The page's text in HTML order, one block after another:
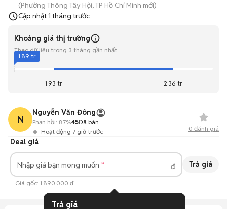
(Phường Thông Tây Hội, TP Hồ Chí Minh mới)
Cập nhật1 tháng trước
Khoảng giá thị trường
Theo dữ liệu trong 3 tháng gần nhất
1.93 tr 2.36 tr
1.89 tr
N
Nguyễn Văn Đông
Hoạt động 7 giờ trước
Phản hồi: 87%45Đã bán
0 đánh giá
Deal giá
Nhập giá bạn mong muốn đ Trả giá
Giá gốc: 1.890.000 đ
Trả giá